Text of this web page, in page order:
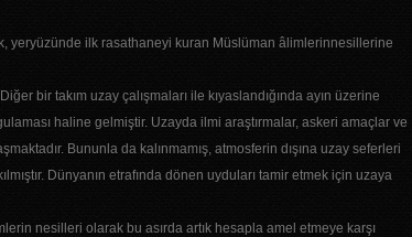
yeryüzünde ilk rasathaneyi kuran Müslüman âlimlerinnesillerine
bir takım uzay çalışmaları ile kıyaslandığında ayın üzerine
haline gelmiştir. Uzayda ilmi araştırmalar, askeri amaçlar ve
Bununla da kalınmamış, atmosferin dışına uzay seferleri
Dünyanın etrafında dönen uyduları tamir etmek için uzaya
nesilleri olarak bu asırda artık hesapla amel etmeye karşı